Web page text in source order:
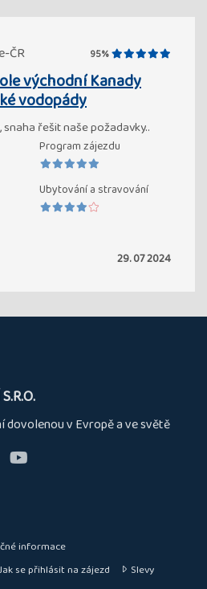
ČR 95%
východní Kanady
vodopády
řešit naše požadavky..
Program zájezdu
Ubytování a stravování
29. 07 2024
dovolenou v Evropě a ve světě
informace
se přihlásit na zájezd
Slevy